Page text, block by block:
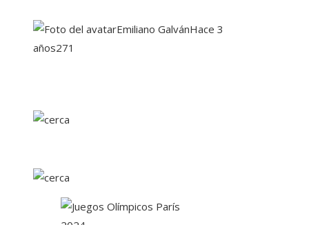
Emiliano GalvánHace 3
años271